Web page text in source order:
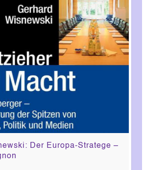
Der Europa-Stratege –